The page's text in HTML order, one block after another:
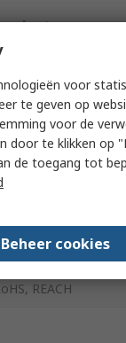
selecteren.
Kit
Tool Kit
REACH
voor
te geven op
voor de
door te klikken op
de toegang tot
Beheer cookies